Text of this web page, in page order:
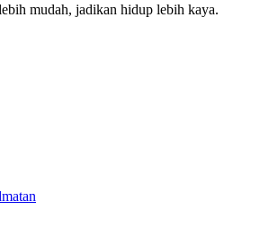
mudah, jadikan hidup lebih kaya.